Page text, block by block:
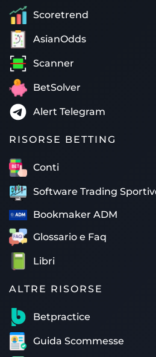
Scoretrend
AsianOdds
Scanner
BetSolver
Alert Telegram
RISORSE BETTING
Conti
Software Trading
Bookmaker ADM
Glossario e Faq
Libri
ALTRE RISORSE
Betpractice
Guida Scommesse